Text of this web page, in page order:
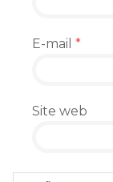
E-mail *
Site web